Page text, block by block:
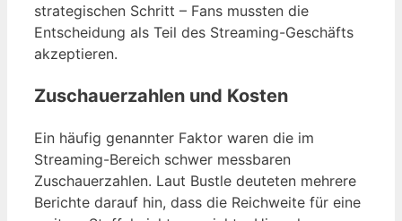
strategischen Schritt – Fans mussten die
Entscheidung als Teil des Streaming-Geschäfts
akzeptieren.
Zuschauerzahlen und Kosten
Ein häufig genannter Faktor waren die im
Streaming-Bereich schwer messbaren
Zuschauerzahlen. Laut Bustle deuteten mehrere
Berichte darauf hin, dass die Reichweite für eine